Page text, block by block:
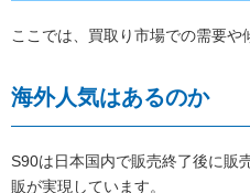
ここでは、買取り市場での需要や
海外人気はあるのか
S90は日本国内で販売終了後に販
販が実現しています。